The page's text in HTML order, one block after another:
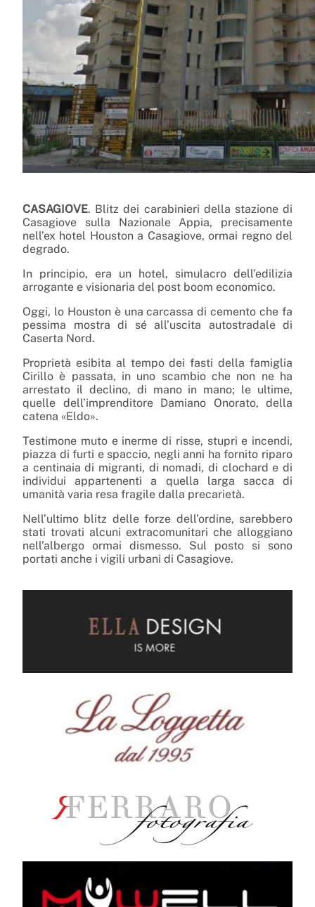
CASAGIOVE. Blitz dei carabinieri della stazione di
Casagiove sulla Nazionale Appia, precisamente
nell’ex hotel Houston a Casagiove, ormai regno del
degrado.
In principio, era un hotel, simulacro dell’edilizia
arrogante e visionaria del post boom economico.
Oggi, lo Houston è una carcassa di cemento che fa
pessima mostra di sé all’uscita autostradale di
Caserta Nord.
Proprietà esibita al tempo dei fasti della famiglia
Cirillo è passata, in uno scambio che non ne ha
arrestato il declino, di mano in mano; le ultime,
quelle dell’imprenditore Damiano Onorato, della
catena «Eldo».
Testimone muto e inerme di risse, stupri e incendi,
piazza di furti e spaccio, negli anni ha fornito riparo
a centinaia di migranti, di nomadi, di clochard e di
individui appartenenti a quella larga sacca di
umanità varia resa fragile dalla precarietà.
Nell’ultimo blitz delle forze dell’ordine, sarebbero
stati trovati alcuni extracomunitari che alloggiano
nell’albergo ormai dismesso. Sul posto si sono
portati anche i vigili urbani di Casagiove.